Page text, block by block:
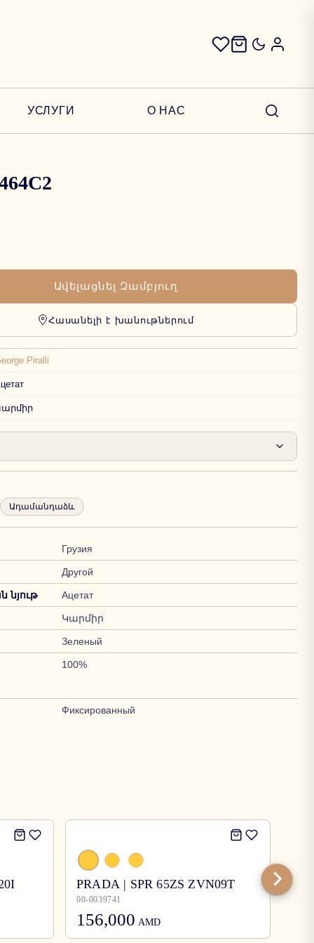
УСЛУГИ О НАС
Ավելացնել Զամբյուղ
Հասանելի է խանութներում
Piralli
Ադամանդաձև
Грузия
Другой
Ацетат
Կարմիր
Зеленый
100%
Фиксированный
PRADA | SPR 65ZS ZVN09T
00-0039741
156,000 AMD